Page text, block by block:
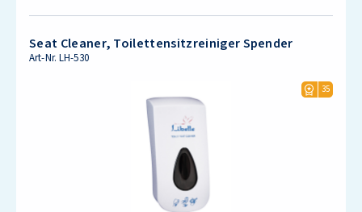
Seat Cleaner, Toilettensitzreiniger Spender
Art-Nr.LH-530
35